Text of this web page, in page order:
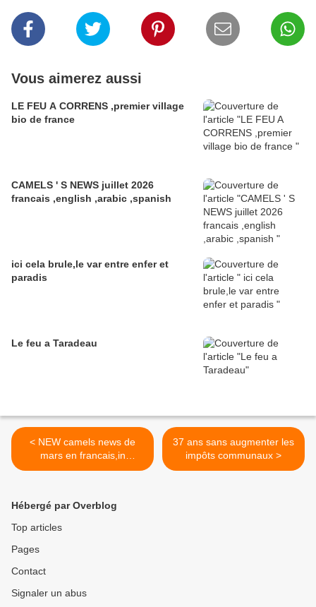
Vous aimerez aussi
LE FEU A CORRENS ,premier village
bio de france
CAMELS ' S NEWS juillet 2026
francais ,english ,arabic ,spanish
ici cela brule,le var entre enfer et
paradis
Le feu a Taradeau
< NEW camels news de
mars en francais,in
arabic,in english and in
37 ans sans augmenter les
impôts communaux >
Hébergé par Overblog
Top articles
Pages
Contact
Signaler un abus